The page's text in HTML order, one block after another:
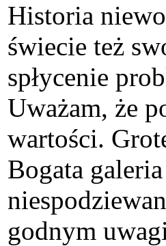
Historia
świecie też
spłycenie
Uważam, że
wartości.
Bogata
godnym